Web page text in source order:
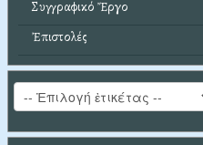
Συγγραφικό Ἔργο
Ἐπιστολές